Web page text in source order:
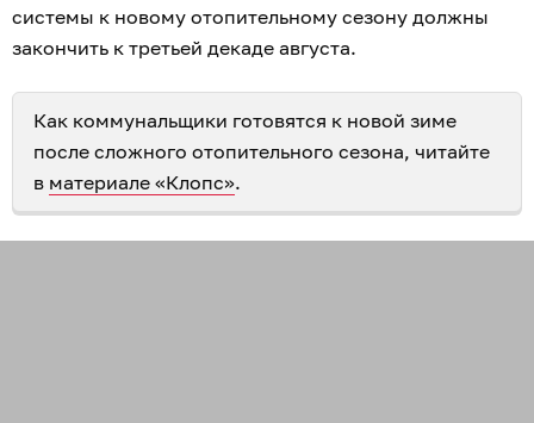
системы к новому отопительному сезону должны
закончить к третьей декаде августа.
Как коммунальщики готовятся к новой зиме
после сложного отопительного сезона, читайте
в материале «Клопс».